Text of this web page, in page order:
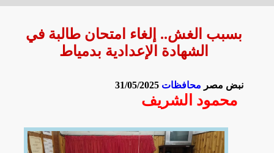
بسبب الغش.. إلغاء امتحان طالبة في
الشهادة الإعدادية بدمياط
نبض مصر محافظات 31/05/2025
محمود الشريف